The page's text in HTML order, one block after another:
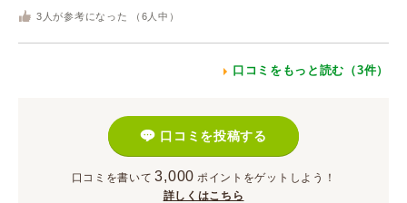
3 人が参考になった （ 6 人中）
口コミをもっと読む（3件）
口コミを投稿する
口コミを書いて 3,000 ポイント をゲットしよう！
詳しくはこちら